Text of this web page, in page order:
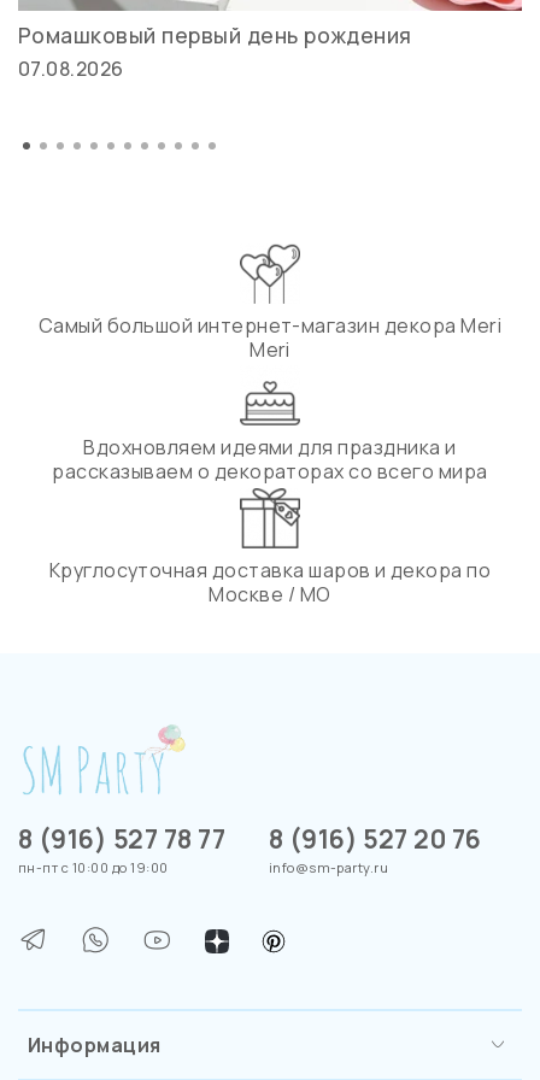
Ромашковый первый день рождения
07.08.2026
Самый большой интернет-магазин декора Meri
Meri
Вдохновляем идеями для праздника и
рассказываем о декораторах со всего мира
Круглосуточная доставка шаров и декора по
Москве / МО
Информация
8 (916) 527 78 77
пн-пт с 10:00 до 19:00
8 (916) 527 20 76
info@sm-party.ru